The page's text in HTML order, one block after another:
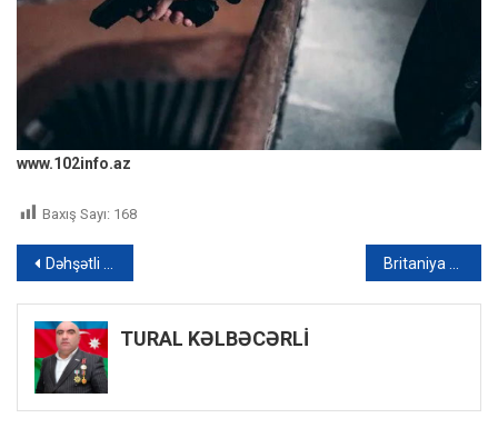
www.102info.az
Baxış Sayı: 168
Yazı
naviqasiyası
Dəhşətli QƏZA: Maşın körpüdən aşdı, yaralıların vəziyyəti ağırdır – FOTO
TURAL KƏLBƏCƏRLİ